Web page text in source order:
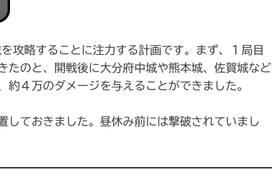
攻略することに注力する計画です。まず、１局目
たのと、開戦後に大分府中城や熊本城、佐賀城など
４万のダメージを与えることができました。
しておきました。昼休み前には撃破されていまし